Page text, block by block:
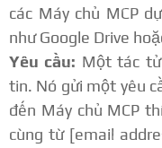
các Máy chủ MCP
như Google Drive
Yêu cầu: Một tác tử
tin. Nó gửi một yêu
đến Máy chủ MCP
cùng từ [email